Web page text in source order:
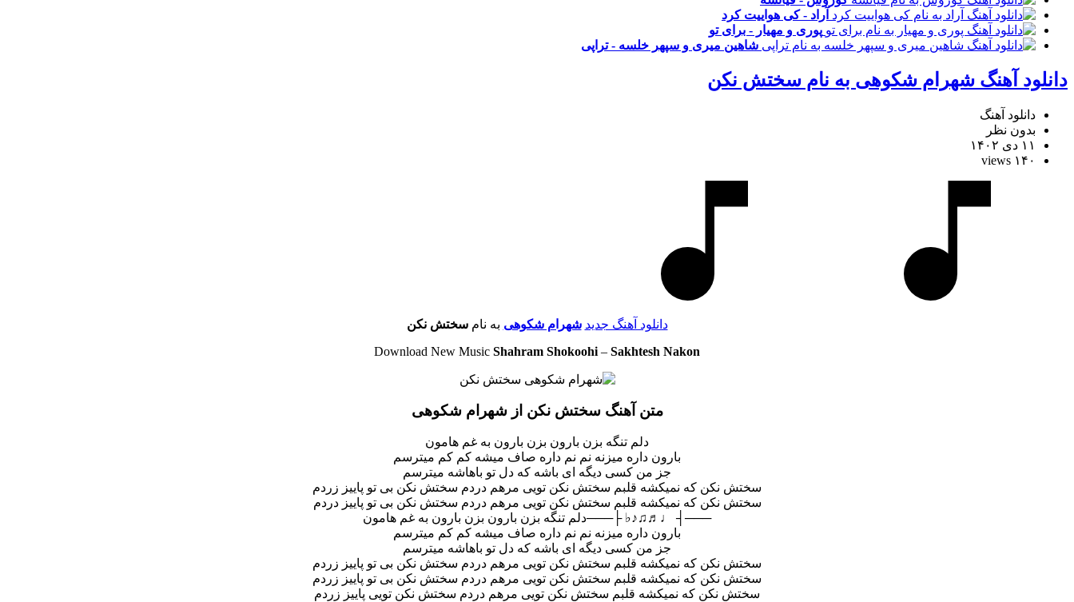
آراد - کی هواییت کرد
پوری و مهیار - برای تو
شاهین میری و سپهر خلسه - تراپی
دانلود آهنگ شهرام شکوهی به نام سختش نکن
دانلود آهنگ
بدون نظر
۱۱ دی ۱۴۰۲
۱۴۰ views
دانلود آهنگ جدید شهرام شکوهی به نامسختش نکن
Download New Music Shahram Shokoohi – Sakhtesh Nakon
متن آهنگ سختش نکن از شهرام شکوهی
دلم تنگه بزن بارون بزن بارون به غم هامون
بارون داره میزنه نم نم داره صاف میشه کم کم میترسم
جز من کسی دیگه ای باشه که دل تو باهاشه میترسم
سختش نکن که نمیکشه قلبم سختش نکن تویی مرهم دردم سختش نکن بی تو پاییز زردم
سختش نکن که نمیکشه قلبم سختش نکن تویی مرهم دردم سختش نکن بی تو پاییز دردم
───┤ ♩♬♫♪♭ ├───دلم تنگه بزن بارون بزن بارون به غم هامون
بارون داره میزنه نم نم داره صاف میشه کم کم میترسم
جز من کسی دیگه ای باشه که دل تو باهاشه میترسم
سختش نکن که نمیکشه قلبم سختش نکن تویی مرهم دردم سختش نکن بی تو پاییز زردم
سختش نکن که نمیکشه قلبم سختش نکن تویی مرهم دردم سختش نکن بی تو پاییز زردم
سختش نکن که نمیکشه قلبم سختش نکن تویی مرهم دردم سختش نکن تویی پاییز زردم